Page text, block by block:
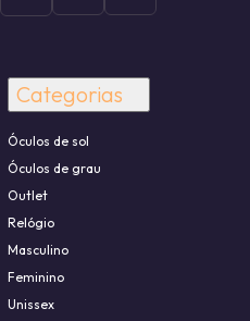
Categorias
Óculos de sol
Óculos de grau
Outlet
Relógio
Masculino
Feminino
Unissex